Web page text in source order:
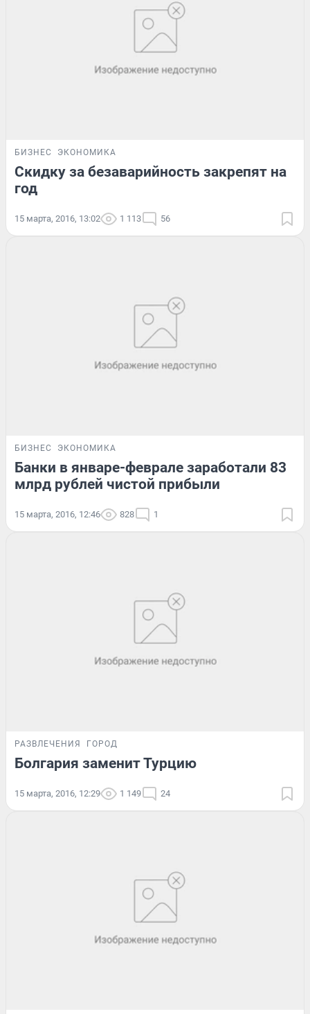
БИЗНЕС ЭКОНОМИКА
Скидку за безаварийность закрепят на
год
15 марта, 2016, 13:02 1 113 56
БИЗНЕС ЭКОНОМИКА
Банки в январе-феврале заработали 83
млрд рублей чистой прибыли
15 марта, 2016, 12:46 828 1
РАЗВЛЕЧЕНИЯ ГОРОД
Болгария заменит Турцию
15 марта, 2016, 12:29 1 149 24